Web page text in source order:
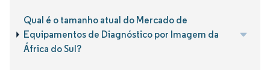
Qual é o tamanho atual do Mercado de
Equipamentos de Diagnóstico por Imagem da
África do Sul?